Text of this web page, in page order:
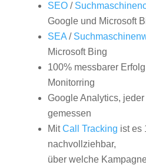
SEO/
Google und Microsoft
SEA/
Microsoft Bing
100% messbarer
Monitorring
Google Analytics,
gemessen
MitCall Tracking ist es
nachvollziehbar,
über welche